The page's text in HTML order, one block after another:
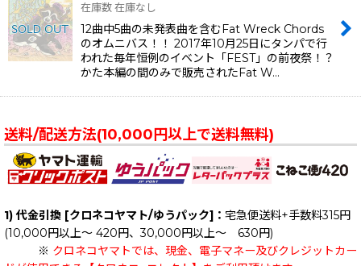
在庫数 在庫なし
12曲中5曲の未発表曲を含むFat Wreck Chords
のオムニバス！！ 2017年10月25日にタンパで行
われた毎年恒例のイベント「FEST」の前夜祭！？
かた本編の間のみで販売されたFat W…
送料/配送方法(10,000円以上で送料無料)
1) 代金引換 [クロネコヤマト/ゆうパック]： 宅急便送料+手数料315円
(10,000円以上～ 420円、30,000円以上～ 630円)
※ クロネコヤマトでは、現金、電子マネー及びクレジットカー